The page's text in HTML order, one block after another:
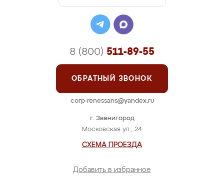
г. Звенигород
Московская ул., 24
СХЕМА ПРОЕЗДА
Добавить в избранное
8 (800) 511-89-55
ОБРАТНЫЙ ЗВОНОК
corp-renessans@yandex.ru